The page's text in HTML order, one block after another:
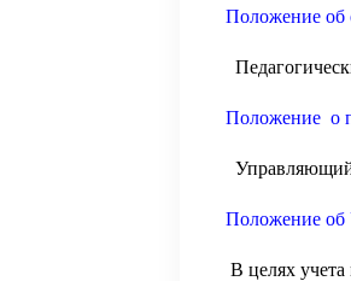
Положение об
Положение о
Положение об
В целях